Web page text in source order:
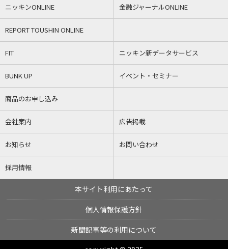
ニッキンONLINE 金融ジャーナルONLINE
REPORT TOUSHIN ONLINE
FIT ニッキン新データサービス
BUNK UP イベント・セミナー
商品のお申し込み
会社案内 広告掲載
お知らせ お問い合わせ
採用情報
本サイト利用にあたって
個人情報保護方針
新聞記事等の利用について